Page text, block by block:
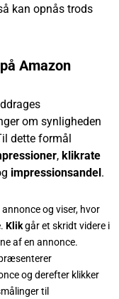
kan opnås trods
Amazon
om synligheden
dette formål
, klikrate
impressionsandel .
og viser, hvor
Klikgår et skridt videre i
af en annonce.
og derefter klikker
til